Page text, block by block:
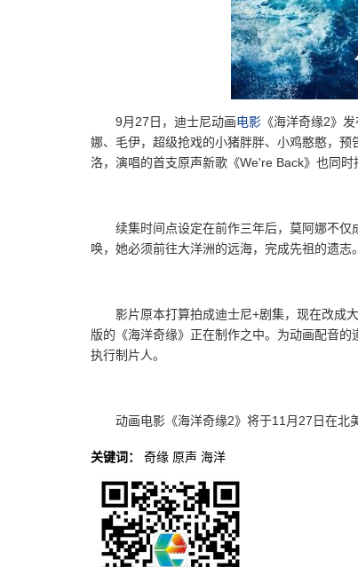
9月27日，迪士尼动画电影 《海洋奇缘2》
娜、毛伊，超级抢戏的小猪胖胖、小鸡憨憨，
洛，演唱的首支原声新歌《We're Back》也同时
续集时间点设定在前作三年后，莫阿娜不仅
唤，她必须前往大洋洲的远海，完成先祖的遗
影片原本打算拍成迪士尼+剧集，现在改成
版的《海洋奇缘》正在制作之中。为动画配音
执行制片人。
动画电影《海洋奇缘2》将于11月27日在北
关键词： 奇缘 原声 海洋